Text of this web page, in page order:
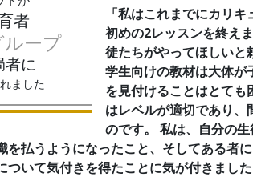
者
ループ
者に
ました
「私はこれまでにカリキ
初めの2レッスンを終え
徒たちがやってほしいと
学生向けの教材は大体が
を見付けることはとて
はレベルが適切であり、
のです。 私は、自分の生
を払うようになったこと、そしてある者
ついて気付きを得たことに気が付きました